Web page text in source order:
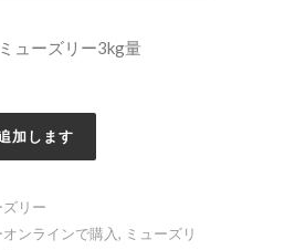
ューズリー3kg量
加します
ズリー
ンラインで購入, ミューズリ